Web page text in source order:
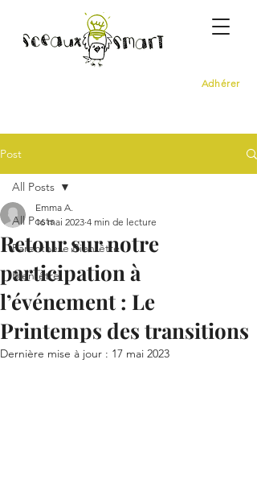
Adhérer
Post
All Posts
Parenthèse Bien-être
Bien-être
All Posts
Retour sur notre
participation à
l’événement : Le
Printemps des transitions
Emma A.
16 mai 2023 4 min de lecture
Dernière mise à jour : 17 mai 2023